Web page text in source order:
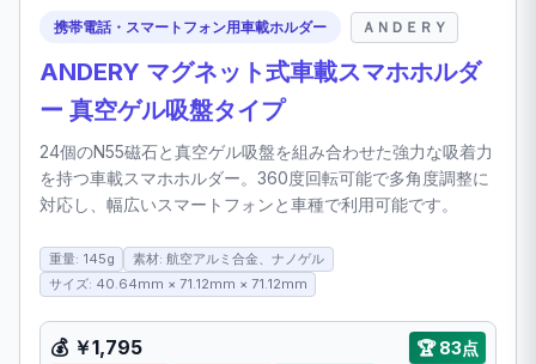
携帯電話・スマートフォン用車載ホルダー ＡＮＤＥＲＹ
ANDERY マグネット式車載スマホホルダ
ー 真空ゲル吸盤タイプ
24個のN55磁石と真空ゲル吸盤を組み合わせた強力な吸着力
を持つ車載スマホホルダー。360度回転可能で多角度調整に
対応し、幅広いスマートフォンと車種で利用可能です。
重量: 145g
素材: 航空アルミ合金、ナノゲル
サイズ: 40.64mm × 71.12mm × 71.12mm
💰 ￥1,795 🏆83点